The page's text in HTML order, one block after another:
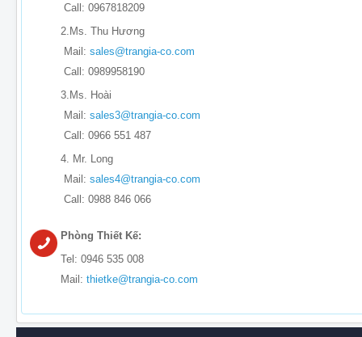
Call: 0967818209
2.Ms. Thu Hương
Mail: sales@trangia-co.com
Call: 0989958190
3.Ms. Hoài
Mail: sales3@trangia-co.com
Call: 0966 551 487
4. Mr. Long
Mail: sales4@trangia-co.com
Call: 0988 846 066
Phòng Thiết Kế:
Tel: 0946 535 008
Mail: thietke@trangia-co.com